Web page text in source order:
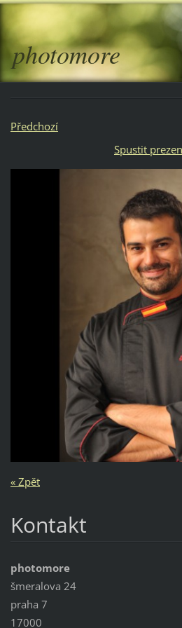
photomore
Předchozí
Spustit
« Zpět
Kontakt
photomore
šmeralova 24
praha 7
17000